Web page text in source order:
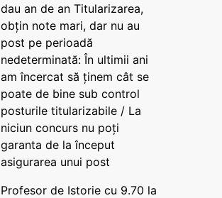
dau an de an Titularizarea,
obțin note mari, dar nu au
post pe perioadă
nedeterminată: În ultimii ani
am încercat să ținem cât se
poate de bine sub control
posturile titularizabile / La
niciun concurs nu poți
garanta de la început
asigurarea unui post
Profesor de Istorie cu 9.70 la